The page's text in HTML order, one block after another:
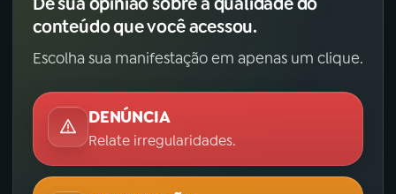
conteúdo que você acessou.
Escolha sua manifestação em apenas um clique.
DENÚNCIA
Relate irregularidades.